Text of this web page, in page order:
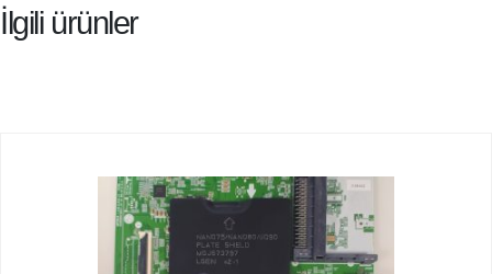
İlgili ürünler